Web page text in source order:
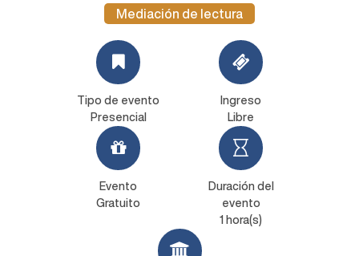
Mediación de lectura
Tipo de evento
Presencial
Ingreso
Libre
Evento
Gratuito
Duración del
evento
1 hora(s)